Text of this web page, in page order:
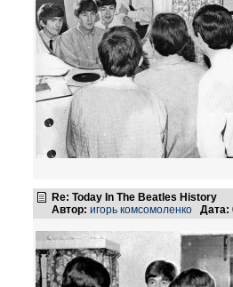
Re: Today In The Beatles History
Автор: игорь комсомоленко Дата: